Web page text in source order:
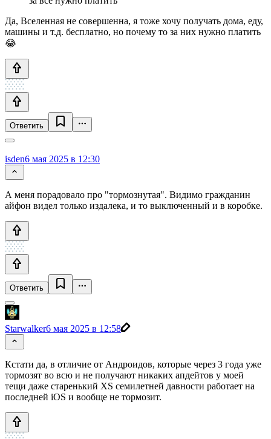
Да, Вселенная не совершенна, я тоже хочу получать дома, еду,
машины и т.д. бесплатно, но почему то за них нужно платить
😂
Ответить
isden6 мая 2025 в 12:30
А меня порадовало про "тормознутая". Видимо гражданин
айфон видел только издалека, и то выключенный и в коробке.
Ответить
Starwalker6 мая 2025 в 12:58
Кстати да, в отличие от Андроидов, которые через 3 года уже
тормозят во всю и не получают никаких апдейтов у моей
тещи даже старенький XS семилетней давности работает на
последней iOS и вообще не тормозит.